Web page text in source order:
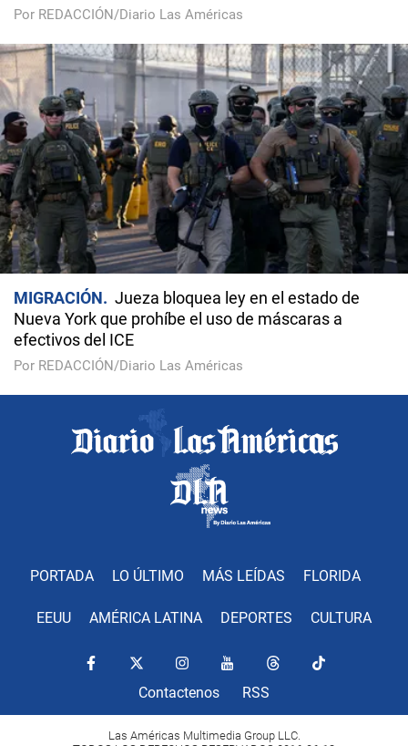
Por REDACCIÓN/Diario Las Américas
MIGRACIÓN
Jueza bloquea ley en el estado de
Nueva York que prohíbe el uso de máscaras a
efectivos del ICE
Por REDACCIÓN/Diario Las Américas
PORTADA LO ÚLTIMO MÁS LEÍDAS FLORIDA
EEUU AMÉRICA LATINA DEPORTES CULTURA
Contactenos RSS
Las Américas Multimedia Group LLC.